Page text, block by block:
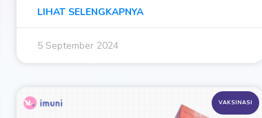
LIHAT SELENGKAPNYA
5 September 2024
VAKSINASI